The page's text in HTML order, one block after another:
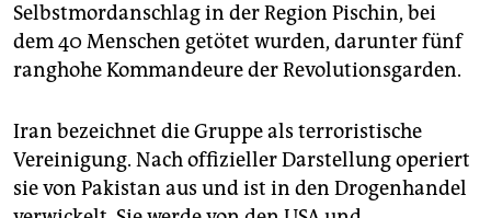
Selbstmordanschlag in der Region Pischin, bei
dem 40 Menschen getötet wurden, darunter fünf
ranghohe Kommandeure der Revolutionsgarden.
Iran bezeichnet die Gruppe als terroristische
Vereinigung. Nach offizieller Darstellung operiert
sie von Pakistan aus und ist in den Drogenhandel